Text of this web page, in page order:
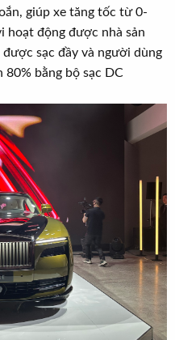
giúp xe tăng tốc từ 0-
hoạt động được nhà sản
sạc đầy và người dùng
bằng bộ sạc DC